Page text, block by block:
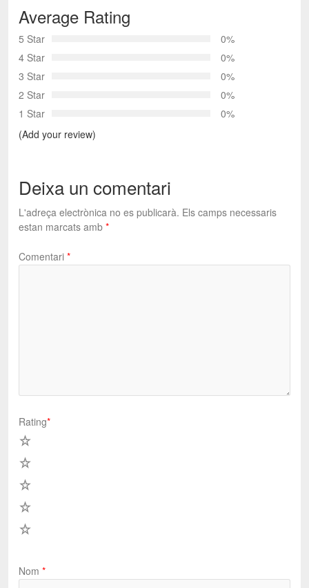
Average Rating
5 Star
0%
4 Star
0%
3 Star
0%
2 Star
0%
1 Star
0%
(Add your review)
Deixa un comentari
L'adreça electrònica no es publicarà. Els camps necessaris
estan marcats amb *
Comentari *
Rating*
Nom *